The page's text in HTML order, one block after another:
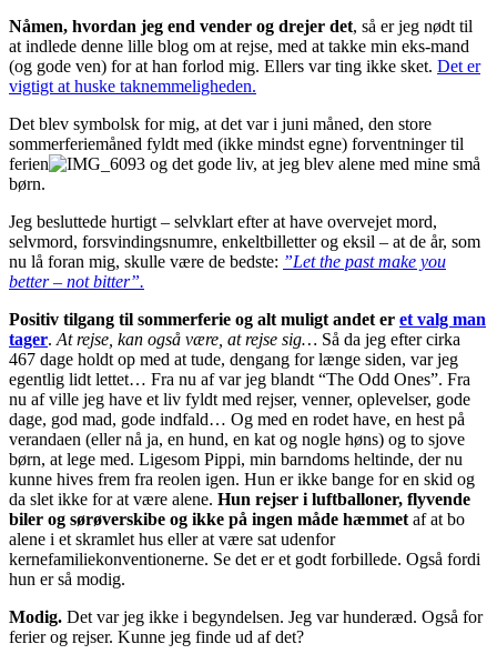
Nåmen, hvordan jeg end vender og drejer det, så er jeg nødt til
at indlede denne lille blog om at rejse, med at takke min eks-mand
(og gode ven) for at han forlod mig. Ellers var ting ikke sket. Det er
vigtigt at huske taknemmeligheden.
Det blev symbolsk for mig, at det var i juni måned, den store
sommerferiemåned fyldt med (ikke mindst egne) forventninger til
ferien
og det gode liv, at jeg blev alene med mine små
børn.
Jeg besluttede hurtigt – selvklart efter at have overvejet mord,
selvmord, forsvindingsnumre, enkeltbilletter og eksil – at de år, som
nu lå foran mig, skulle være de bedste: ”Let the past make you
better – not bitter”.
Positiv tilgang til sommerferie og alt muligt andet er et valg man
tager.At rejse, kan også være, at rejse sig… Så da jeg efter cirka
467 dage holdt op med at tude, dengang for længe siden, var jeg
egentlig lidt lettet… Fra nu af var jeg blandt “The Odd Ones”. Fra
nu af ville jeg have et liv fyldt med rejser, venner, oplevelser, gode
dage, god mad, gode indfald… Og med en rodet have, en hest på
verandaen (eller nå ja, en hund, en kat og nogle høns) og to sjove
børn, at lege med. Ligesom Pippi, min barndoms heltinde, der nu
kunne hives frem fra reolen igen. Hun er ikke bange for en skid og
da slet ikke for at være alene. Hun rejser i luftballoner, flyvende
biler og sørøverskibe og ikke på ingen måde hæmmetaf at bo
alene i et skramlet hus eller at være sat udenfor
kernefamiliekonventionerne. Se det er et godt forbillede. Også fordi
hun er så modig.
Modig. Det var jeg ikke i begyndelsen. Jeg var hunderæd. Også for
ferier og rejser. Kunne jeg finde ud af det?